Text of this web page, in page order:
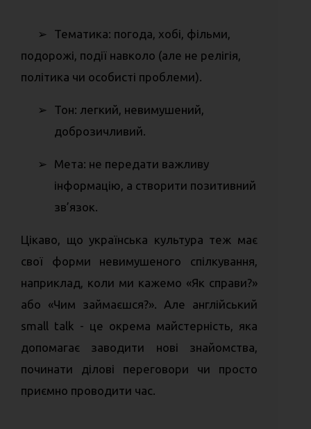
➢
Тематика: погода, хобі, фільми,
подорожі, події навколо (але не релігія,
політика чи особисті проблеми).
➢
Тон: легкий, невимушений,
доброзичливий.
➢
Мета: не передати важливу
інформацію, а створити позитивний
зв’язок.
Цікаво, що українська культура теж має
свої форми невимушеного спілкування,
наприклад, коли ми кажемо «Як справи?»
або «Чим займаєшся?». Але англійський
small talk - це окрема майстерність, яка
допомагає заводити нові знайомства,
починати ділові переговори чи просто
приємно проводити час.